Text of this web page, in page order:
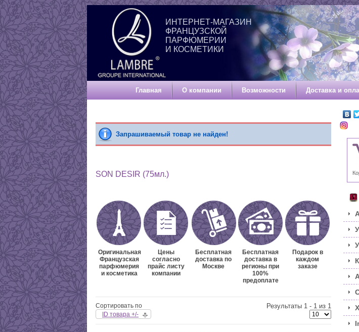
ИНТЕРНЕТ-МАГАЗИН
ФРАНЦУЗСКОЙ
ПАРФЮМЕРИИ
И КОСМЕТИКИ
Главная О компании Возможности Доставка и
Запрашиваемый товар не найден!
SON DESIR (75мл.)
Оригинальная
Французская
парфюмерия
и косметика
Цены
согласно
прайс листу
компании
Бесплатная
доставка по
Москве
Бесплатная
доставка в
регионы при
100%
предоплате
Подарок в
каждом
заказе
Сортировать по
ID товара +/-
Результаты 1 - 1 из 1